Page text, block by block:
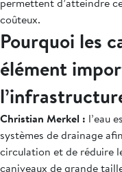
coûteux.
Pourquoi les
élément
Christian Merkel : l’eau
systèmes de drainage
circulation et de réduire
caniveaux de grande